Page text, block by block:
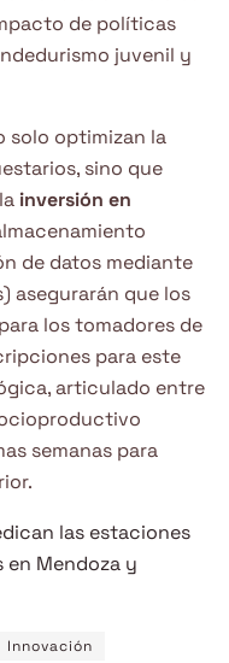
de políticas
juvenil y
solo optimizan la
sino que
inversión en
de datos mediante
asegurarán que los
los tomadores de
para este
articulado entre
semanas para
las estaciones
Mendoza y
Innovación